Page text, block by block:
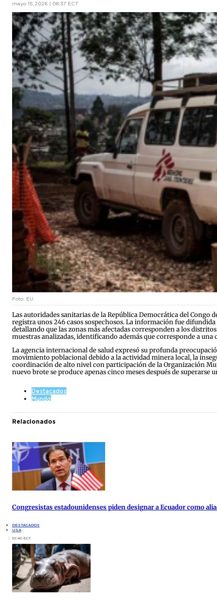
mayo 15, 2026 | 08:37 ECT
Foto: EU.
Las autoridades sanitarias de la República Democrática del
registra unos 246 casos sospechosos. La información fue
detallando que las zonas más afectadas corresponden a los
muestras analizadas, identificando además que corresponde a
La agencia internacional de salud expresó su profunda
movimiento poblacional debido a la actividad minera local, la
coordinación de alto nivel con participación de la Organización
nuevo brote se produce apenas cinco meses después de
Destacados
Mundo
Relacionados
Congresistas estadounidenses piden designar a Ecuador como
DESTACADOS
USA
10:40 ECT